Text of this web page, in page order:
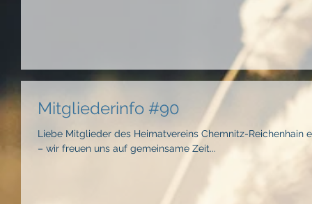
Mitgliederinfo #90
Liebe Mitglieder des Heimatvereins Chemnitz-Reichenhain
– wir freuen uns auf gemeinsame Zeit...